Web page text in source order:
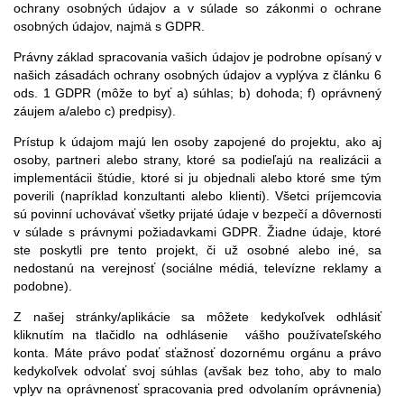
ochrany osobných údajov a v súlade so zákonmi o ochrane
osobných údajov, najmä s GDPR.
Právny základ spracovania vašich údajov je podrobne opísaný v
našich zásadách ochrany osobných údajov a vyplýva z článku 6
ods. 1 GDPR (môže to byť a) súhlas; b) dohoda; f) oprávnený
záujem a/alebo c) predpisy).
Prístup k údajom majú len osoby zapojené do projektu, ako aj
osoby, partneri alebo strany, ktoré sa podieľajú na realizácii a
implementácii štúdie, ktoré si ju objednali alebo ktoré sme tým
poverili (napríklad konzultanti alebo klienti). Všetci príjemcovia
sú povinní uchovávať všetky prijaté údaje v bezpečí a dôvernosti
v súlade s právnymi požiadavkami GDPR. Žiadne údaje, ktoré
ste poskytli pre tento projekt, či už osobné alebo iné, sa
nedostanú na verejnosť (sociálne médiá, televízne reklamy a
podobne).
Z našej stránky/aplikácie sa môžete kedykoľvek odhlásiť
kliknutím na tlačidlo na odhlásenie
vášho používateľského
konta. Máte právo podať sťažnosť dozornému orgánu a právo
kedykoľvek odvolať svoj súhlas (avšak bez toho, aby to malo
vplyv na oprávnenosť spracovania pred odvolaním oprávnenia)